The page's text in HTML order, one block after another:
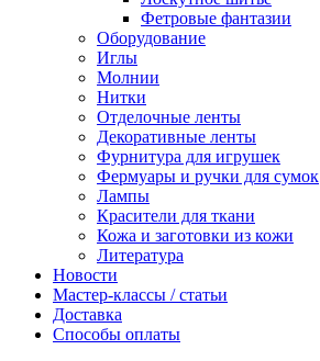
Фетровые фантазии
Оборудование
Иглы
Молнии
Нитки
Отделочные ленты
Декоративные ленты
Фурнитура для игрушек
Фермуары и ручки для сумок
Лампы
Красители для ткани
Кожа и заготовки из кожи
Литература
Новости
Мастер-классы / статьи
Доставка
Способы оплаты